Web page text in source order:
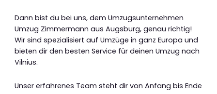
Dann bist du bei uns, dem Umzugsunternehmen
Umzug Zimmermann aus Augsburg, genau richtig!
Wir sind spezialisiert auf Umzüge in ganz Europa und
bieten dir den besten Service für deinen Umzug nach
Vilnius.
Unser erfahrenes Team steht dir von Anfang bis Ende